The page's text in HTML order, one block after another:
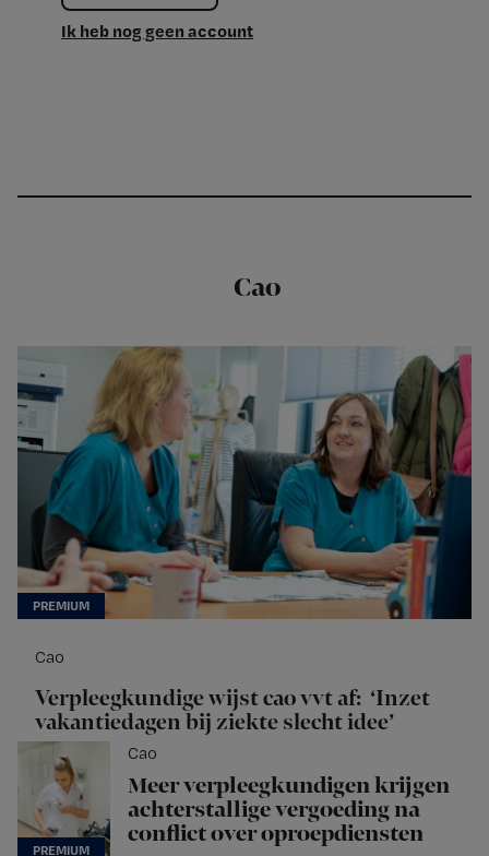
Ik heb nog geen account
Cao
Cao
Verpleegkundige wijst cao vvt af: ‘Inzet
vakantiedagen bij ziekte slecht idee’
Cao
Meer verpleegkundigen krijgen
achterstallige vergoeding na
conflict over oproepdiensten